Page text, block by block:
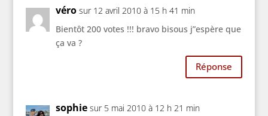
véro sur 12 avril 2010 à 15 h 41 min
Bientôt 200 votes !!! bravo bisous j”espère que
ça va ?
Réponse
sophie sur 5 mai 2010 à 12 h 21 min